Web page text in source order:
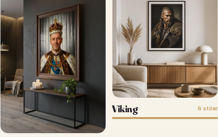
Viking 6 stilar